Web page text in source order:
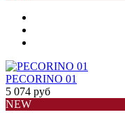
PECORINO 01
5 074 руб
NEW